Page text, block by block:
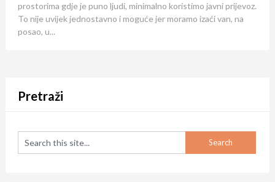
prostorima gdje je puno ljudi, minimalno koristimo javni prijevoz.
To nije uvijek jednostavno i moguće jer moramo izaći van, na
posao, u...
Pretraži